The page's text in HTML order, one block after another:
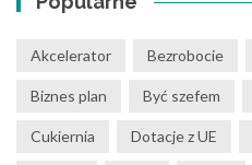
Akcelerator Bezrobocie
Biznes plan Być szefem
Cukiernia Dotacje z UE